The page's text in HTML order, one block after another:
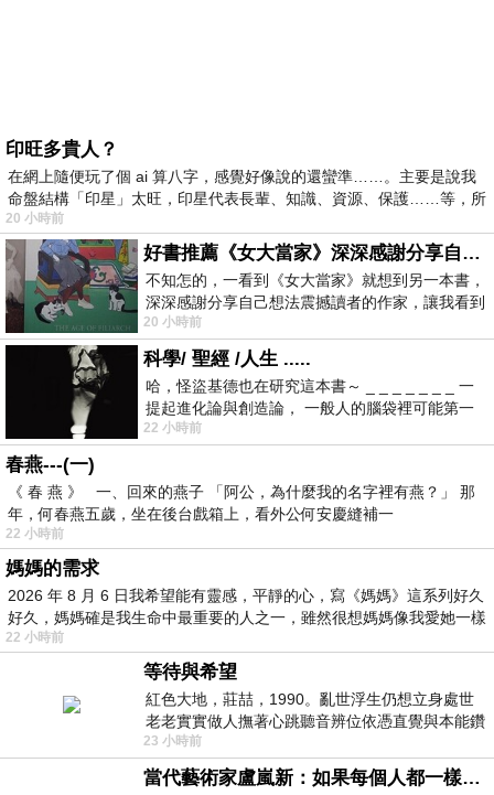
印旺多貴人？
在網上隨便玩了個 ai 算八字，感覺好像說的還蠻準……。主要是說我
命盤結構「印星」太旺，印星代表長輩、知識、資源、保護……等，所
20 小時前
好書推薦《女大當家》深深感謝分享自己想法震撼讀者的作家，讓我看到不同樣貌的家庭！
不知怎的，一看到《女大當家》就想到另一本書，
深深感謝分享自己想法震撼讀者的作家，讓我看到
不同樣貌的家庭！ 《女大
20 小時前
科學/ 聖經 /人生 .....
哈，怪盜基德也在研究這本書～ _ _ _ _ _ _ _ 一
提起進化論與創造論， 一般人的腦袋裡可能第一
時間就有「 進化論很科
22 小時前
春燕---(一)
《 春 燕 》 一、回來的燕子 「阿公，為什麼我的名字裡有燕？」 那
年，何春燕五歲，坐在後台戲箱上，看外公何安慶縫補一
22 小時前
媽媽的需求
2026 年 8 月 6 日我希望能有靈感，平靜的心，寫《媽媽》這系列好久
好久，媽媽確是我生命中最重要的人之一，雖然很想媽媽像我愛她一樣
22 小時前
等待與希望
紅色大地，莊喆，1990。亂世浮生仍想立身處世
老老實實做人撫著心跳聽音辨位依憑直覺與本能鑽
向裂隙的亮處探索另一個心聲另一個共鳴的
23 小時前
當代藝術家盧嵐新：如果每個人都一樣，這世界該有多無聊？